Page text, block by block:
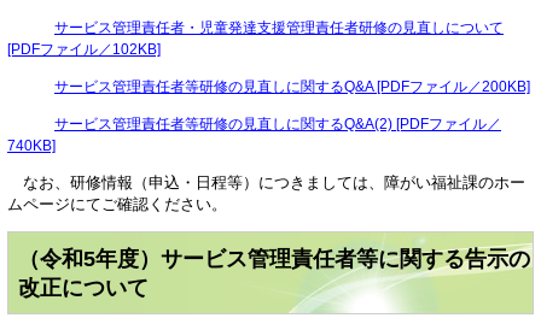
サービス管理責任者・児童発達支援管理責任者研修の見直しについて
[PDFファイル／102KB]
サービス管理責任者等研修の見直しに関するQ&A [PDFファイル／200KB]
サービス管理責任者等研修の見直しに関するQ&A(2) [PDFファイル／
740KB]
なお、研修情報（申込・日程等）につきましては、障がい福祉課のホー
ムページにてご確認ください。
（令和5年度）サービス管理責任者等に関する告示の
改正について